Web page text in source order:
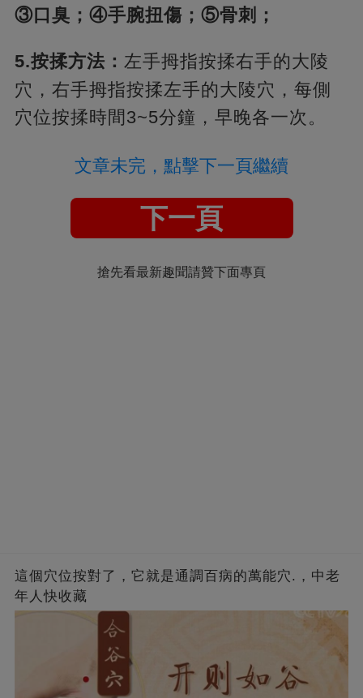
③口臭；④手腕扭傷；⑤骨刺；
5.按揉方法： 左手拇指按揉右手的大陵
穴， 右手拇指按揉左手的大陵穴，每側
穴位按揉時間3~5分鐘，早晚各一次。
文章未完，點擊下一頁繼續
下一頁
搶先看最新趣聞請贊下面專頁
這個穴位按對了，它就是通調百病的萬能穴.，中老
年人快收藏